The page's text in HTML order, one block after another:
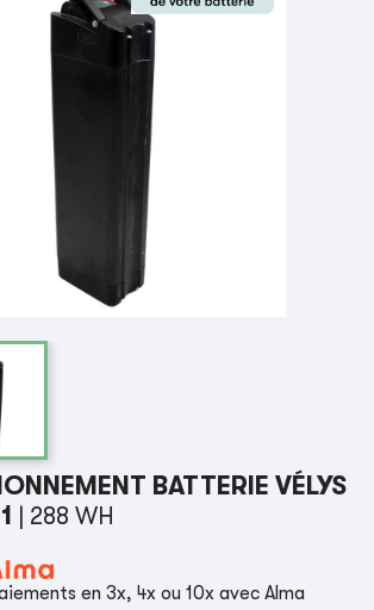
BATTERIE VÉLYS
| 288 WH
en 3x, 4x ou 10x avec Alma